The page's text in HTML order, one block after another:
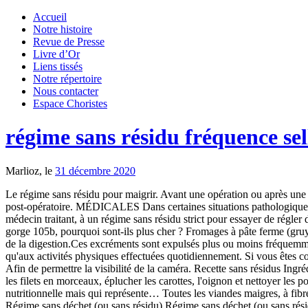
Accueil
Notre histoire
Revue de Presse
Livre d’Or
Liens tissés
Notre répertoire
Nous contacter
Espace Choristes
régime sans résidu fréquence
Marlioz, le 31 décembre 2020
Le régime sans résidu pour maigrir. Avant une opération ou après une opération : Si l'intervention chirurgicale concerne le colon ou les intestins, le régime sans résidu peut-être nécessaire en préopératoire et/ou en post-opératoire. MÉDICALES Dans certaines situations pathologiques, il faudra un régime sans résidu strict sur plusieurs jours, puis une réintroduction progressive des … Bonjour, je suis soumise, par mon médecin traitant, à un régime sans résidu strict pour essayer de régler des douleurs intestinales. Le but est de réduire leur quantité dans l'intestin tout en augmentant le temps de digestion des aliments. Soutien gorge 105b, pourquoi sont-ils plus cher ? Fromages à pâte ferme (gruyère, port salut, emmental, comté, cantal). Définition Également appelées matières fécales, les selles constituent les résidus non assimilés issus de la digestion.Ces excréments sont expulsés plus ou moins fréquemment, en fonction des individus, lors de la défécation.En effet, la fréquence des selles est fortement corrélée aux habitudes alimentaires ainsi qu'aux activités physiques effectuées quotidiennement. Si vous êtes constipés (sous morphiniques) et/ou prenez régulièrement des laxatifs, stoppez la prise de laxatifs et faites un régime normal. Vidéocapsule : Afin de permettre la visibilité de la caméra. Recette sans résidus Ingrédients 1 escalope de poulet ou dinde 2 carottes 2 poireaux 1 oignon sel, poivre 2 litres d'eau un 1/2 Kub'or Cuisson : 20 minutes 1) Préparer les filets en morceaux, éplucher les carottes, l'oignon et nettoyer les poireaux. En petite quantité. Dans la majeure partie des cas, il s’agit de fibres alimentaires : végétales ou animales qui n’ont pas de valeur nutritionnelle mais qui représente… Toutes les viandes maigres, à fibres courtes, sans tendon ni collagène (morceaux bien tendres, de 1ère catégorie), cuites sans matière grasse. Infos patients Fiches de régime Régime sans déchet (ou sans résidu) Régime sans déchet (ou sans résidu) Ce régime est prescrit avant une coloscopie, mais aussi dans le cadre de certaines maladies intestinales : maladies chroniques inflammatoires de l’intestin, diverticulite, colite infectieuse, … J'ai la liste des produits interdits. Jus de fruit sans pulpe, vin et boissons alcoolisées (en petite quantité). Le régime sans résidu et chocolat va te permettre de réduire la fréquence des selles pour faire reposer ton colon. Viandes fumées, salées, grasses, en sauce, crues. Oeufs durs ou mollet, cuits sans matière grasse. Un régime sans résidu, aussi connu sous les appelations de régime sans fibre et de diète hypo-résiduelle, est un régime alimentaire prescrit dans le cadre de la préparation avant une endoscopie ou une coloscopie, ainsi que dans le traitement des poussées de certaines maladies intestinales. Un régime sans résidu élargi ou large (ou pauvre en fibre) sera plus accomodant en étant plus ouvert sur ces mêmes aliments. Pour plus d’information sur le sujet, je vous invite à lire cet article. Se décider à jeter des chaussures trop usées. Les seules boissons alcoolisées autorisées sont : le vin et la bière. Ce site vous renseignera le plus simplement possible pour comprendre l'intérêt et la réalisation d'une telle